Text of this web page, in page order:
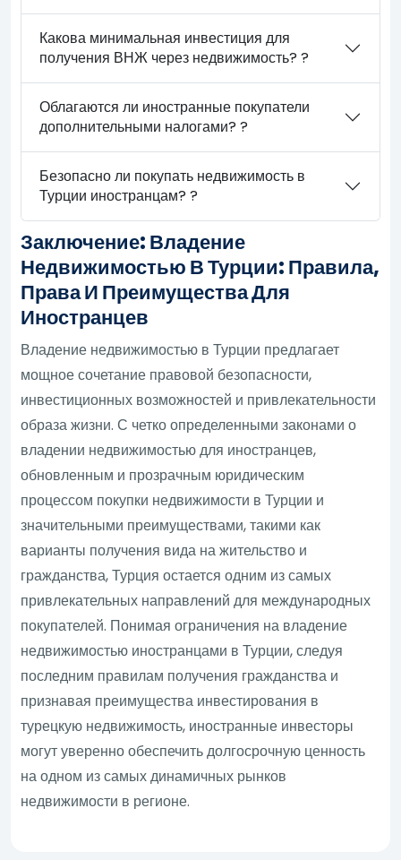
Какова минимальная инвестиция для
получения ВНЖ через недвижимость? ?
Облагаются ли иностранные покупатели
дополнительными налогами? ?
Безопасно ли покупать недвижимость в
Турции иностранцам? ?
Заключение: Владение
Недвижимостью В Турции: Правила,
Права И Преимущества Для
Иностранцев
Владение недвижимостью в Турции предлагает
мощное сочетание правовой безопасности,
инвестиционных возможностей и привлекательности
образа жизни. С четко определенными законами о
владении недвижимостью для иностранцев,
обновленным и прозрачным юридическим
процессом покупки недвижимости в Турции и
значительными преимуществами, такими как
варианты получения вида на жительство и
гражданства, Турция остается одним из самых
привлекательных направлений для международных
покупателей. Понимая ограничения на владение
недвижимостью иностранцами в Турции, следуя
последним правилам получения гражданства и
признавая преимущества инвестирования в
турецкую недвижимость, иностранные инвесторы
могут уверенно обеспечить долгосрочную ценность
на одном из самых динамичных рынков
недвижимости в регионе.